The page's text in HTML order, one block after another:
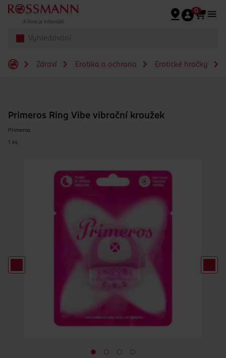
Přeskočit na hlavmní obsah
0
Zdraví Erotika a ochrana Erotické hračky
Primeros Ring Vibe vibrační kroužek
Primeros
1 ks